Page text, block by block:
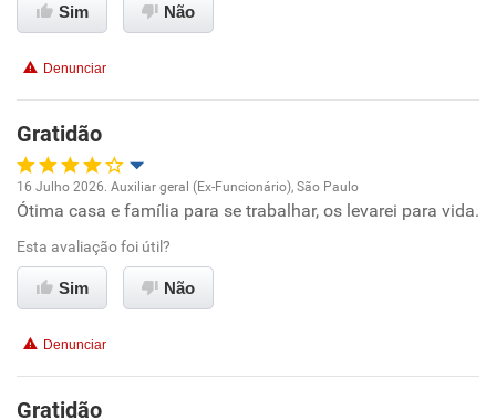
Benefícios
Recomenda esta empresa
Recomenda a diretoria
Sim Não
Denunciar
Gratidão
Oportunidade de promoção
Ambiente de trabalho
Benefícios
16 Julho 2026. Auxiliar geral (Ex-Funcionário), São Paulo
Ótima casa e família para se trabalhar, os levarei para vida.
Esta avaliação foi útil?
Sim Não
Denunciar
Gratidão